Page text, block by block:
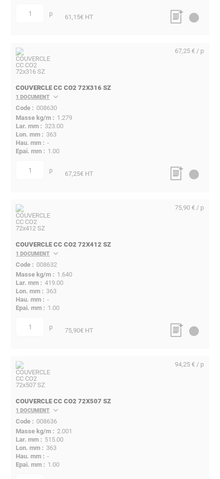
quantité p 61,15€ HT
COUVERCLE CC CO2 72X316 SZ
1 DOCUMENT
008630
1.279
323.00
363
-
1.00
quantité p
67,25 € / p
67,25€ HT
COUVERCLE CC CO2 72X412 SZ
1 DOCUMENT
008632
1.640
419.00
363
-
1.00
quantité p
75,90 € / p
75,90€ HT
COUVERCLE CC CO2 72X507 SZ
1 DOCUMENT
008636
2.001
515.00
363
-
1.00
94,25 € / p